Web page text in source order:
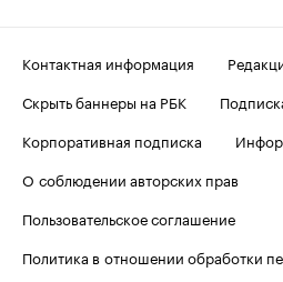
Контактная информация
Скрыть баннеры на РБК
Корпоративная подписка
О соблюдении авторских прав
Пользовательское соглашение
Политика в отношении обработки